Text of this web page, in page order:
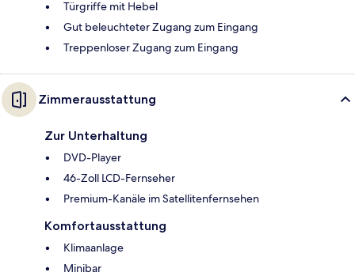
Türgriffe mit Hebel
Gut beleuchteter Zugang zum Eingang
Treppenloser Zugang zum Eingang
Zimmerausstattung
Zur Unterhaltung
DVD-Player
46-Zoll LCD-Fernseher
Premium-Kanäle im Satellitenfernsehen
Komfortausstattung
Klimaanlage
Minibar